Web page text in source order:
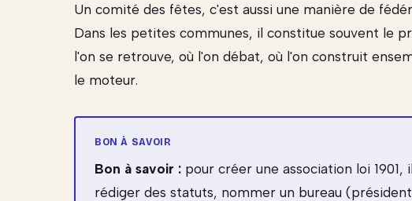
Un comité des fêtes, c'est aussi une manière de
Dans les petites communes, il constitue souvent le
l'on se retrouve, où l'on débat, où l'on construit
le moteur.
Bon à savoir : pour créer une association loi
rédiger des statuts, nommer un bureau